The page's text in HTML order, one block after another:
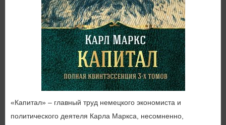
«Капитал» – главный труд немецкого экономиста и
политического деятеля Карла Маркса, несомненно,